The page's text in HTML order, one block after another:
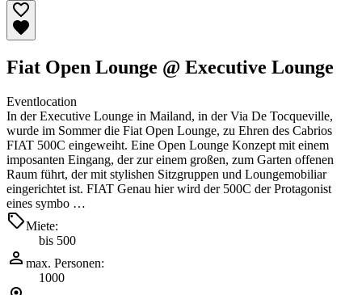
Fiat Open Lounge @ Executive Lounge
Eventlocation
In der Executive Lounge in Mailand, in der Via De Tocqueville,
wurde im Sommer die Fiat Open Lounge, zu Ehren des Cabrios
FIAT 500C eingeweiht. Eine Open Lounge Konzept mit einem
imposanten Eingang, der zur einem großen, zum Garten offenen
Raum führt, der mit stylishen Sitzgruppen und Loungemobiliar
eingerichtet ist. FIAT Genau hier wird der 500C der Protagonist
eines symbo …
Miete:
bis 500
max. Personen:
1000